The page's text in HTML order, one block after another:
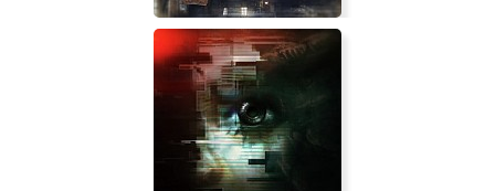
Willy Morgan and the Curse of Bone